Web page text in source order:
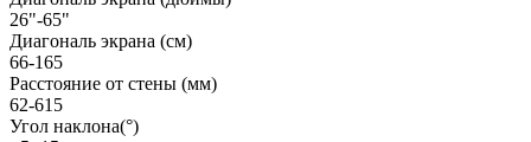
26"-65"
Диагональ экрана (см)
66-165
Расстояние от стены (мм)
62-615
Угол наклона(°)